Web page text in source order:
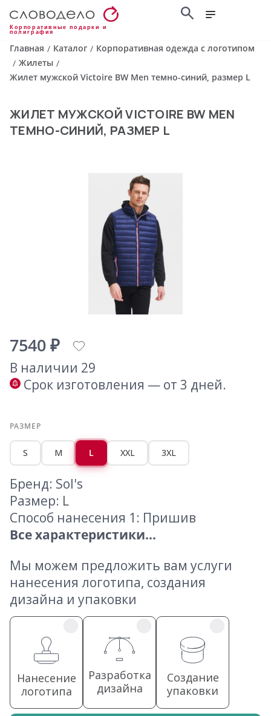
Корпоративные подарки и
полиграфия
Главная / Каталог / Корпоративная одежда с логотипом
/ Жилеты /
Жилет мужской Victoire BW Men темно-синий, размер L
ЖИЛЕТ МУЖСКОЙ VICTOIRE BW MEN
ТЕМНО-СИНИЙ, РАЗМЕР L
7540 ₽
В наличии 29
Срок изготовления — от 3 дней.
РАЗМЕР
S M L XXL 3XL
Бренд: Sol's
Размер: L
Способ нанесения 1: Пришив
Все характеристики...
Мы можем предложить вам услуги
нанесения логотипа, создания
дизайна и упаковки
Нанесение
логотипа
Разработка
дизайна
Создание
упаковки